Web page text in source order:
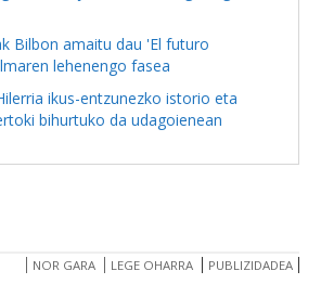
Bilbon amaitu dau 'El futuro
lehenengo fasea
ikus-entzunezko istorio eta
bihurtuko da udagoienean
NOR GARA LEGE OHARRA PUBLIZIDADEA